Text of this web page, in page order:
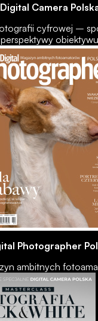
Digital Camera
cyfrowej –
perspektywy obiektywu
Photographer
ambitnych